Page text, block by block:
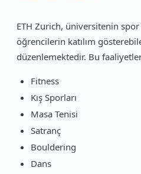
ETH Zurich, üniversitenin spor
öğrencilerin katılım
düzenlemektedir. Bu
Fitness
Kış Sporları
Masa Tenisi
Satranç
Bouldering
Dans